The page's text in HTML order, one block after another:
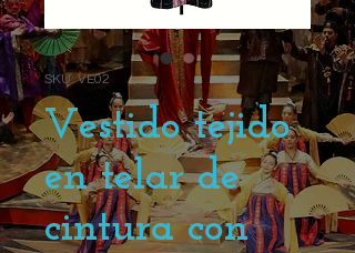
SKU: VE02
Vestido tejido
en telar de
cintura con